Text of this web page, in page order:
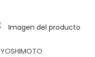
YOSHIMOTO